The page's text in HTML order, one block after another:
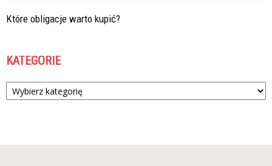
Które obligacje warto kupić?
KATEGORIE
Kategorie